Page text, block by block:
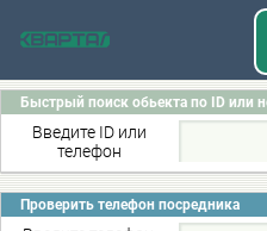
Быстрый поиск обьекта по ID или
Введите ID или
телефон
Проверить телефон посредника